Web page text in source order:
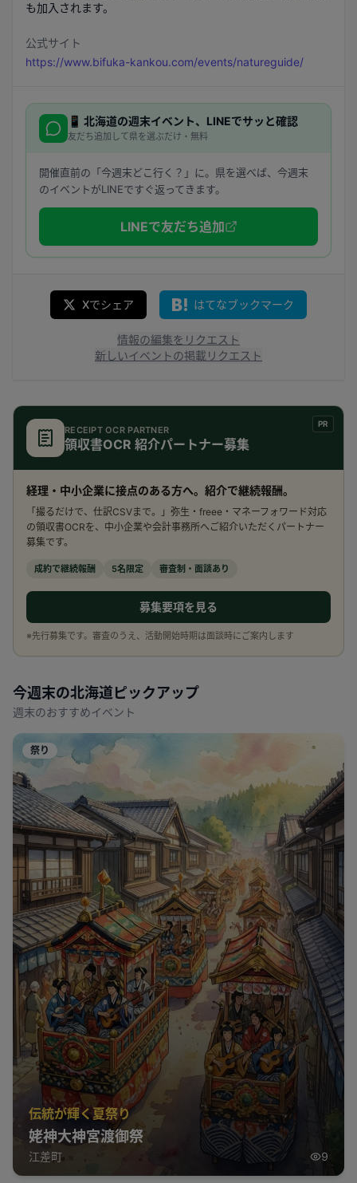
も加入されます。
公式サイト
https://www.bifuka-kankou.com/events/natureguide/
📱 北海道の週末イベント、LINEでサッと確認
友だち追加して県を選ぶだけ・無料
開催直前の「今週末どこ行く？」に。県を選べば、今週末
のイベントがLINEですぐ返ってきます。
LINEで友だち追加
Xでシェア はてなブックマーク
情報の編集をリクエスト
新しいイベントの掲載リクエスト
PR
RECEIPT OCR PARTNER
領収書OCR 紹介パートナー募集
経理・中小企業に接点のある方へ。紹介で継続報酬。
「撮るだけで、仕訳CSVまで。」弥生・freee・マネーフォワード対応
の領収書OCRを、中小企業や会計事務所へご紹介いただくパートナー
募集です。
成約で継続報酬 5名限定 審査制・面談あり
募集要項を見る
※先行募集です。審査のうえ、活動開始時期は面談時にご案内します
今週末の北海道 ピックアップ
週末のおすすめイベント
祭り
伝統が輝く夏祭り
姥神大神宮渡御祭
江差町 9